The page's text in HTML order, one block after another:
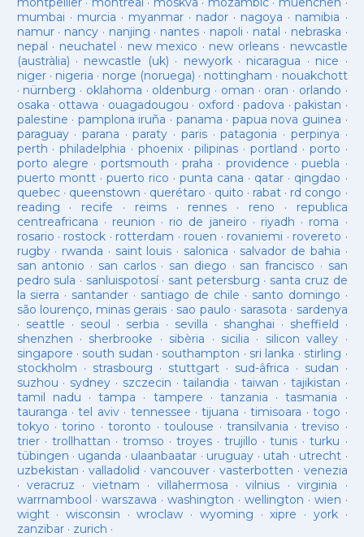
mumbai · murcia · myanmar· nador · nagoya · namibia ·
namur· nancy · nanjing · nantes · napoli · natal · nebraska ·
nepal · neuchatel · new mexico · new orleans· newcastle
(austràlia) · newcastle (uk) · newyork· nicaragua · nice ·
niger· nigeria · norge (noruega) · nottingham · nouakchott
· nürnberg · oklahoma · oldenburg · oman · oran · orlando ·
osaka · ottawa · ouagadougou · oxford ·padova ·pakistan ·
palestine · pamplona iruña · panama · papua nova guinea ·
paraguay· parana ·paraty · paris·patagonia · perpinya ·
perth ·philadelphia · phoenix·pilipinas ·portland · porto ·
porto alegre ·portsmouth ·praha · providence ·puebla ·
puerto montt· puerto rico ·punta cana · qatar · qingdao ·
quebec· queenstown · querétaro · quito · rabat · rd congo ·
reading · recife · reims· rennes · reno · republica
centreafricana · reunion · rio de janeiro · riyadh · roma ·
rosario · rostock · rotterdam · rouen · rovaniemi · rovereto ·
rugby· rwanda · saint louis · salonica · salvador de bahia ·
san antonio · san carlos· san diego · san francisco · san
pedro sula · sanluispotosí· sant petersburg · santa cruz de
la sierra · santander · santiago de chile · santo domingo ·
são lourenço, minas gerais · sao paulo · sarasota · sardenya
· seattle · seoul · serbia · sevilla · shanghai · sheffield ·
shenzhen · sherbrooke · sibèria · sicilia · silicon valley ·
singapore · south sudan · southampton · sri lanka · stirling ·
stockholm · strasbourg · stuttgart· sud-âfrica · sudan ·
suzhou · sydney · szczecin ·tailandia ·taiwan · tajikistan ·
tamil nadu ·tampa · tampere · tanzania ·tasmania ·
tauranga ·tel aviv· tennessee ·tijuana ·timisoara ·togo ·
tokyo ·torino ·toronto ·toulouse ·transilvania ·treviso ·
trier· trollhattan · tromso · troyes·trujillo ·tunis ·turku ·
tübingen · uganda · ulaanbaatar · uruguay · utah · utrecht ·
uzbekistan · valladolid · vancouver· vasterbotten · venezia
· veracruz · vietnam · villahermosa ·vilnius ·virginia ·
warrnambool ·warszawa ·washington · wellington · wien ·
wight· wisconsin ·wroclaw · wyoming ·xipre · york·
zanzibar· zurich ·